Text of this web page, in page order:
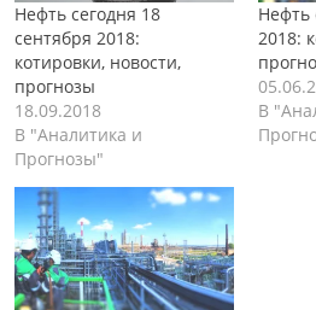
Нефть сегодня 18
сентября 2018:
котировки, новости,
прогнозы
18.09.2018
В "Аналитика и
Прогнозы"
Нефть
2018:
В